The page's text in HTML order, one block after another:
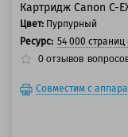
Картридж Canon C-
Цвет: Пурпурный
Ресурс: 54 000
0 отзывов
Совместим с